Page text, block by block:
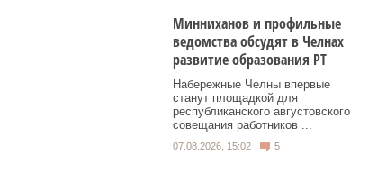
Минниханов и профильные
ведомства обсудят в Челнах
развитие образования РТ
Набережные Челны впервые
станут площадкой для
республиканского августовского
совещания работников ...
07.08.2026, 15:02 5